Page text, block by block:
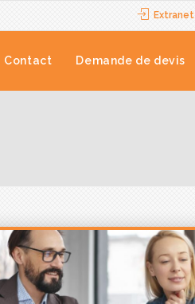
Extranet
Contact Demande de devis